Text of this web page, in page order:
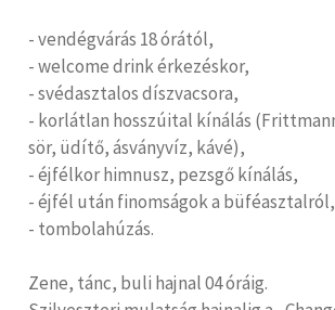
- vendégvárás 18 órától,
- welcome drink érkezéskor,
- svédasztalos díszvacsora,
- korlátlan hosszúital kínálás
sör, üdítő, ásványvíz, kávé),
- éjfélkor himnusz, pezsgő kínálás,
- éjfél után finomságok a büféasztalról,
- tombolahúzás.
Zene, tánc, buli hajnal 04 óráig.